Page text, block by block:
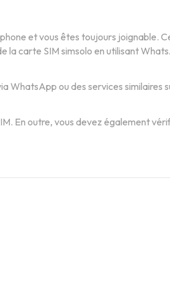
et vous êtes toujours joignable.
carte SIM simsolo en utilisant
WhatsApp ou des services similaires
En outre, vous devez également